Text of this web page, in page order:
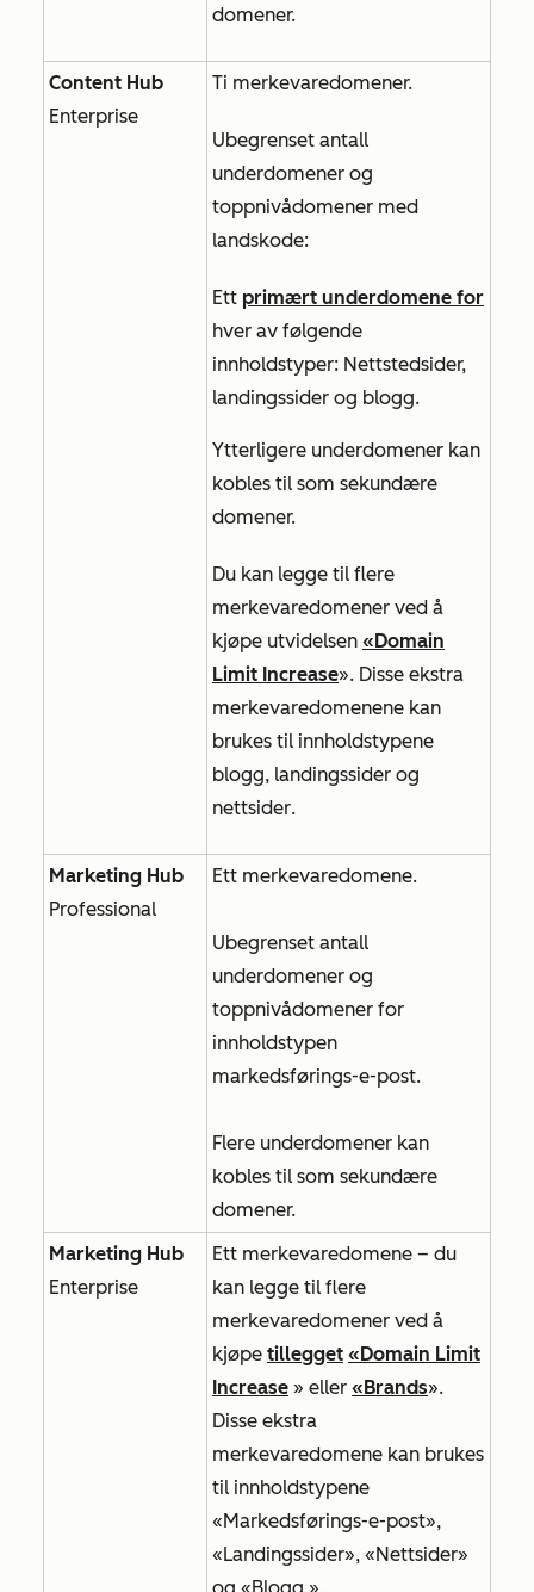
domener.
Content Hub
Enterprise
Ti merkevaredomener.
Ubegrenset antall
underdomener og
toppnivådomener med
landskode:
Ett primært underdomene for
hver av følgende
innholdstyper: Nettstedsider,
landingssider og blogg.
Ytterligere underdomener kan
kobles til som sekundære
domener.
Du kan legge til flere
merkevaredomener ved å
kjøpe utvidelsen «Domain
Limit Increase». Disse ekstra
merkevaredomenene kan
brukes til innholdstypene
blogg, landingssider og
nettsider.
Marketing Hub
Professional
Ett merkevaredomene.
Ubegrenset antall
underdomener og
toppnivådomener for
innholdstypen
markedsførings-e-post.
Flere underdomener kan
kobles til som sekundære
domener.
Marketing Hub
Enterprise
Ett merkevaredomene – du
kan legge til flere
merkevaredomener ved å
kjøpe tillegget «Domain Limit
Increase » eller «Brands».
Disse ekstra
merkevaredomene kan brukes
til innholdstypene
«Markedsførings-e-post»,
«Landingssider», «Nettsider»